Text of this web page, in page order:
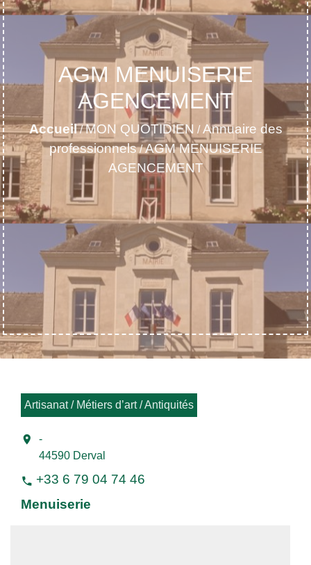
AGM MENUISERIE
AGENCEMENT
Accueil/MON QUOTIDIEN /Annuaire des
professionnels/AGM MENUISERIE
AGENCEMENT
Artisanat / Métiers d’art / Antiquités
location_on
-
44590 Derval
phone +33 6 79 04 74 46
Menuiserie